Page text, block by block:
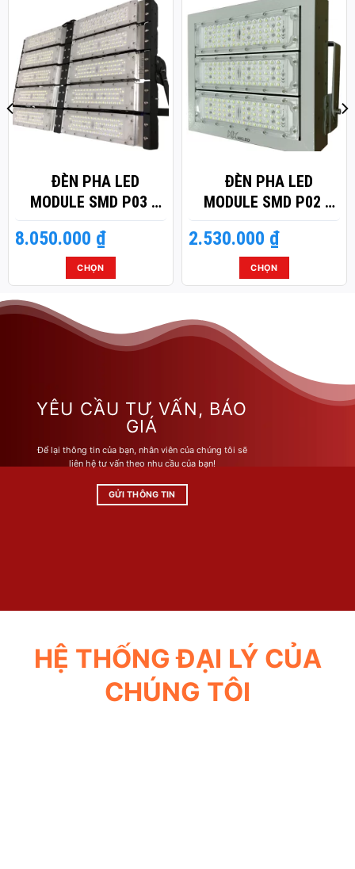
ĐÈN PHA LED
MODULE SMD P03 –
CÔNG SUẤT 500W
8.050.000 ₫
CHỌN
Sản
có
nhiều
Các
có
thể
được
chọn
ĐÈN PHA LED
MODULE SMD P02 –
CÔNG SUẤT 150W
2.530.000 ₫
CHỌN
Sản
nhiều
biến
thể.
YÊU CẦU TƯ VẤN, BÁO
GIÁ
Để lại thông tin của bạn, nhân viên của chúng tôi sẽ
liên hệ tư vấn theo nhu cầu của bạn!
GỬI THÔNG TIN
HỆ THỐNG ĐẠI LÝ CỦA
CHÚNG TÔI